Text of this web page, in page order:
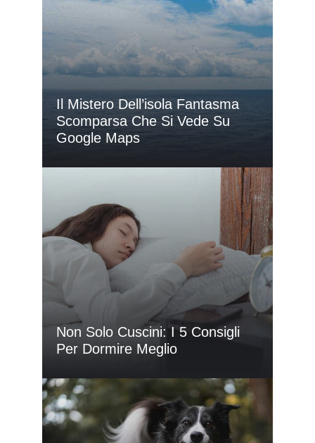
Il Mistero Dell’isola Fantasma
Scomparsa Che Si Vede Su
Google Maps
Non Solo Cuscini: I 5 Consigli
Per Dormire Meglio